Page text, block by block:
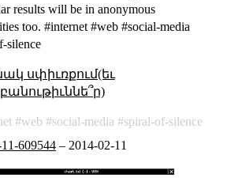
results will be in anonymous
too. #internet #web #social-media
silence
սփիւռքում(եւ
web social-media
spiral-of-silence
609544– 2014-02-11